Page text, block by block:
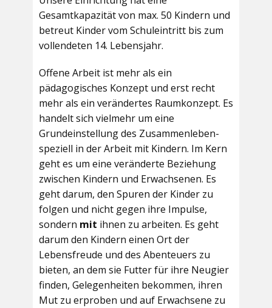
Gesamtkapazität von max. 50 Kindern und
betreut Kinder vom Schuleintritt bis zum
vollendeten 14. Lebensjahr.
Offene Arbeit ist mehr als ein
pädagogisches Konzept und erst recht
mehr als ein verändertes Raumkonzept. Es
handelt sich vielmehr um eine
Grundeinstellung des Zusammenleben-
speziell in der Arbeit mit Kindern. Im Kern
geht es um eine veränderte Beziehung
zwischen Kindern und Erwachsenen. Es
geht darum, den Spuren der Kinder zu
folgen und nicht gegen ihre Impulse,
sondern mit ihnen zu arbeiten. Es geht
darum den Kindern einen Ort der
Lebensfreude und des Abenteuers zu
bieten, an dem sie Futter für ihre Neugier
finden, Gelegenheiten bekommen, ihren
Mut zu erproben und auf Erwachsene zu